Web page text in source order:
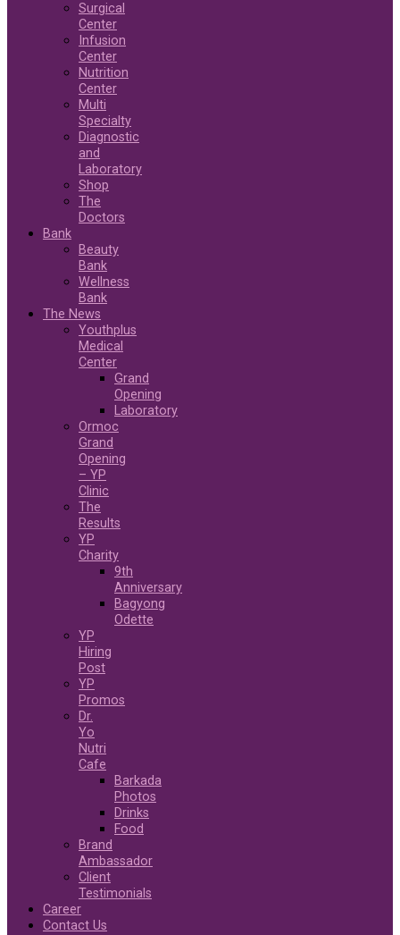
Surgical
Center
Infusion
Center
Nutrition
Center
Multi
Specialty
Diagnostic
and
Laboratory
Shop
The
Doctors
Bank
Beauty
Bank
Wellness
Bank
The News
Youthplus
Medical
Center
Grand
Opening
Laboratory
Ormoc
Grand
Opening
– YP
Clinic
The
Results
YP
Charity
9th
Anniversary
Bagyong
Odette
YP
Hiring
Post
YP
Promos
Dr.
Yo
Nutri
Cafe
Barkada
Photos
Drinks
Food
Brand
Ambassador
Client
Testimonials
Career
Contact Us